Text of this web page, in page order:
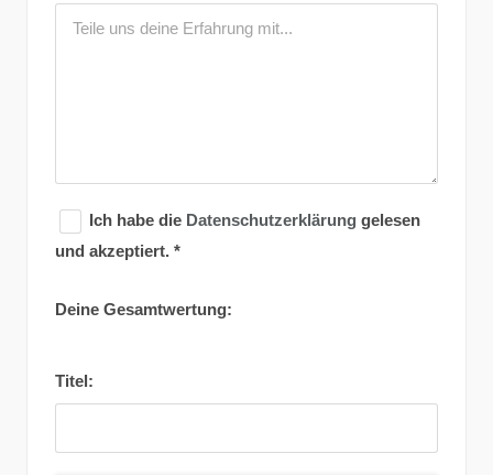
Ich habe die Datenschutzerklärung gelesen
und akzeptiert. *
Deine Gesamtwertung:
Titel: